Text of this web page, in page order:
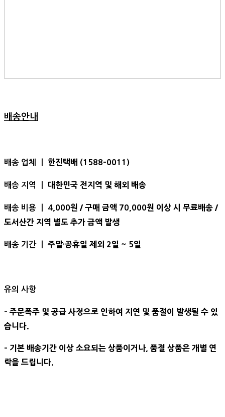
배송안내
배송 업체 ㅣ 한진택배 (1588-0011)
배송 지역 ㅣ 대한민국 전지역 및 해외 배송
배송 비용 ㅣ 4 ,000원 / 구매 금액 70,000원 이상 시 무료배송 /
도서산간 지역 별도 추가 금액 발생
배송 기간 ㅣ 주말·공휴일 제외 2일 ~ 5일
유의 사항
- 주문폭주 및 공급 사정으로 인하여 지연 및 품절이 발생될 수 있
습니다.
- 기본 배송기간 이상 소요되는 상품이거나, 품절 상품은 개별 연
락을 드립니다.